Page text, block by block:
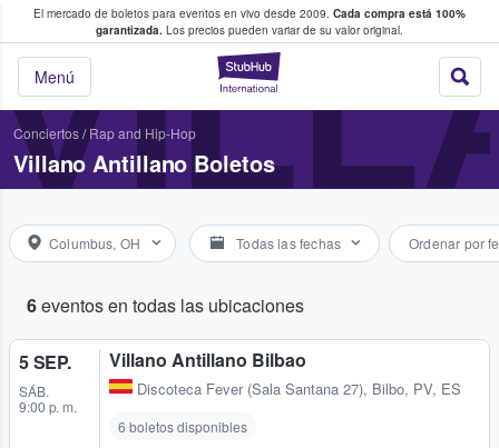
El mercado de boletos para eventos en vivo desde 2009. Cada compra está 100%
garantizada. Los precios pueden variar de su valor original.
StubHub: donde
Menú
fans compran y venden boletos
Conciertos/ Rap and Hip-Hop
Villano Antillano Boletos
Columbus, OH Todas las fechas Ordenar por
6eventos en todas las ubicaciones
5 SEP.
SÁB.
9:00 p. m.
Villano Antillano Bilbao
Discoteca Fever (Sala Santana 27), Bilbo, PV, ES
6 boletos disponibles